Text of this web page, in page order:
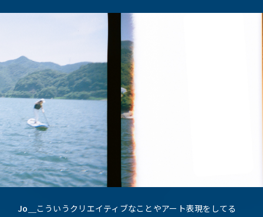
Jo＿
こういうクリエイティブなことやアート表現をしてる